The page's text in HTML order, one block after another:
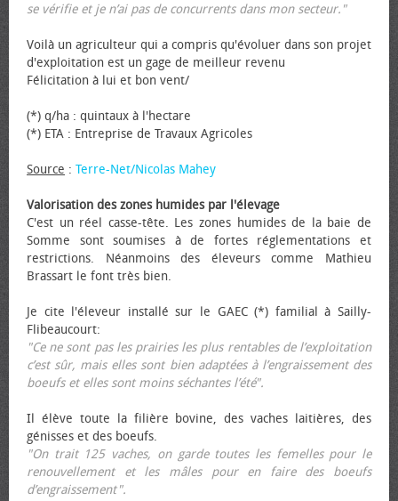
se vérifie et je n’ai pas de concurrents dans mon secteur."
Voilà un agriculteur qui a compris qu'évoluer dans son projet
d'exploitation est un gage de meilleur revenu
Félicitation à lui et bon vent/
(*) q/ha : quintaux à l'hectare
(*) ETA : Entreprise de Travaux Agricoles
Source : Terre-Net/Nicolas Mahey
Valorisation des zones humides par l'élevage
C'est un réel casse-tête. Les zones humides de la baie de
Somme sont soumises à de fortes réglementations et
restrictions. Néanmoins des éleveurs comme Mathieu
Brassart le font très bien.
Je cite l'éleveur installé sur le GAEC (*) familial à Sailly-
Flibeaucourt:
"Ce ne sont pas les prairies les plus rentables de l’exploitation
c’est sûr, mais elles sont bien adaptées à l’engraissement des
bœufs et elles sont moins séchantes l’été".
Il élève toute la filière bovine, des vaches laitières, des
génisses et des bœufs.
"On trait 125 vaches, on garde toutes les femelles pour le
renouvellement et les mâles pour en faire des bœufs
d’engraissement".